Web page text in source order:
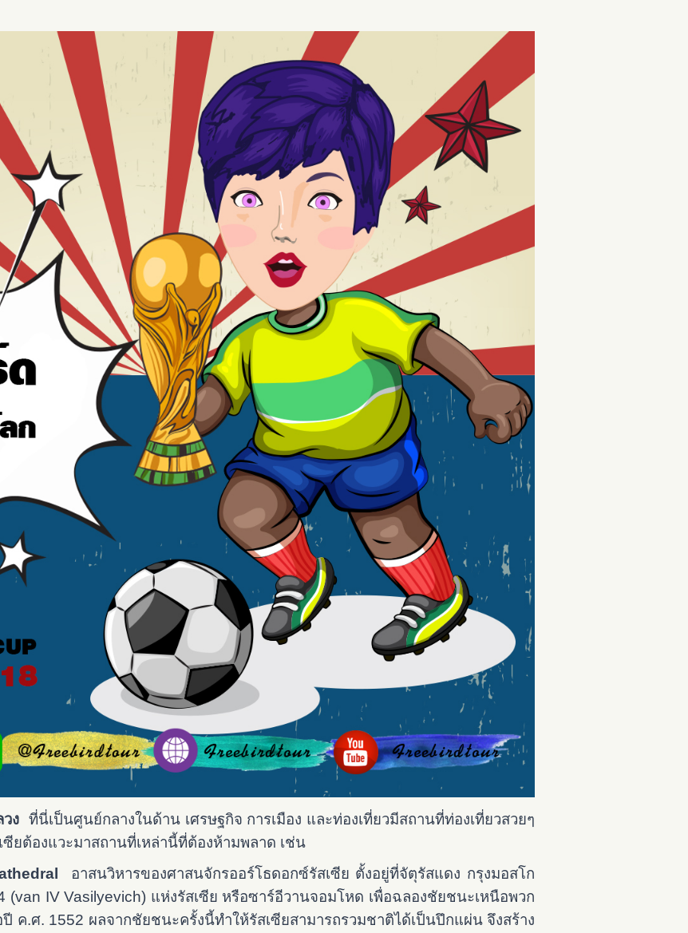
ง ที่นี่เป็นศูนย์กลางในด้าน เศรษฐกิจ การเมือง และท่องเที่ยวมีสถานที่ท่องเที่ยวสวยๆ
ซียต้องแวะมาสถานที่เหล่านี้ที่ต้องห้ามพลาด เช่น
อาสนวิหารของศาสนจักรออร์โธดอกซ์รัสเซีย ตั้งอยู่ที่จัตุรัสแดง กรุงมอสโก
(van IV Vasilyevich) แห่งรัสเซีย หรือซาร์อีวานจอมโหด เพื่อฉลองชัยชนะเหนือพวก
ค.ศ. 1552 ผลจากชัยชนะครั้งนี้ทำให้รัสเซียสามารถรวมชาติได้เป็นปึกแผ่น จึงสร้าง